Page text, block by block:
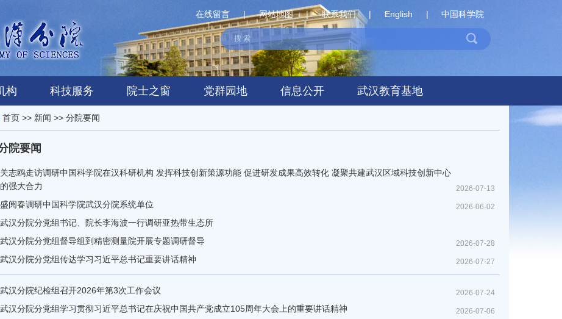
中国科学院
|
English
|
联系我们
|
网站地图
|
在线留言
构 科技服务 院士之窗 党群园地 信息公开 武汉教育基地
首页>> 新闻 >> 分院要闻
院要闻
2026-07-13
关志鸥走访调研中国科学院在汉科研机构 发挥科技创新策源功能 促进研发成果高效转化 凝聚共建武汉区域科技创新中心
的强大合力
2026-06-02
盛阅春调研中国科学院武汉分院系统单位
武汉分院分党组书记、院长李海波一行调研亚热带生态所
2026-07-28
武汉分院分党组督导组到精密测量院开展专题调研督导
2026-07-27
武汉分院分党组传达学习习近平总书记重要讲话精神
2026-07-24
武汉分院纪检组召开2026年第3次工作会议
2026-07-06
武汉分院分党组学习贯彻习近平总书记在庆祝中国共产党成立105周年大会上的重要讲话精神